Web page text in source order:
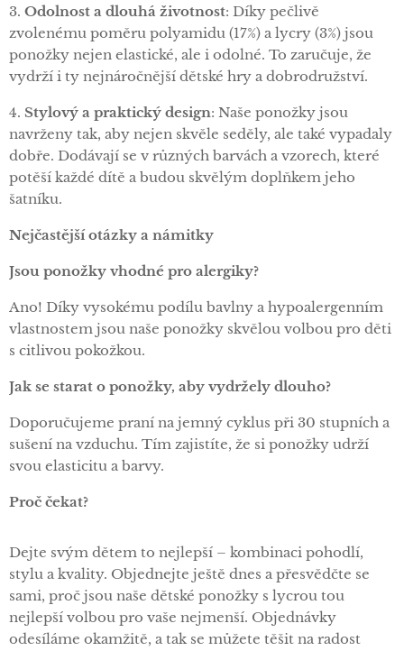
3. Odolnost a dlouhá životnost: Díky pečlivě
zvolenému poměru polyamidu (17%) a lycry (3%) jsou
ponožky nejen elastické, ale i odolné. To zaručuje, že
vydrží i ty nejnáročnější dětské hry a dobrodružství.
4. Stylový a praktický design: Naše ponožky jsou
navrženy tak, aby nejen skvěle seděly, ale také vypadaly
dobře. Dodávají se v různých barvách a vzorech, které
potěší každé dítě a budou skvělým doplňkem jeho
šatníku.
Nejčastější otázky a námitky
Jsou ponožky vhodné pro alergiky?
Ano! Díky vysokému podílu bavlny a hypoalergenním
vlastnostem jsou naše ponožky skvělou volbou pro děti
s citlivou pokožkou.
Jak se starat o ponožky, aby vydržely dlouho?
Doporučujeme praní na jemný cyklus při 30 stupních a
sušení na vzduchu. Tím zajistíte, že si ponožky udrží
svou elasticitu a barvy.
Proč čekat?
Dejte svým dětem to nejlepší – kombinaci pohodlí,
stylu a kvality. Objednejte ještě dnes a přesvědčte se
sami, proč jsou naše dětské ponožky s lycrou tou
nejlepší volbou pro vaše nejmenší. Objednávky
odesíláme okamžitě, a tak se můžete těšit na radost